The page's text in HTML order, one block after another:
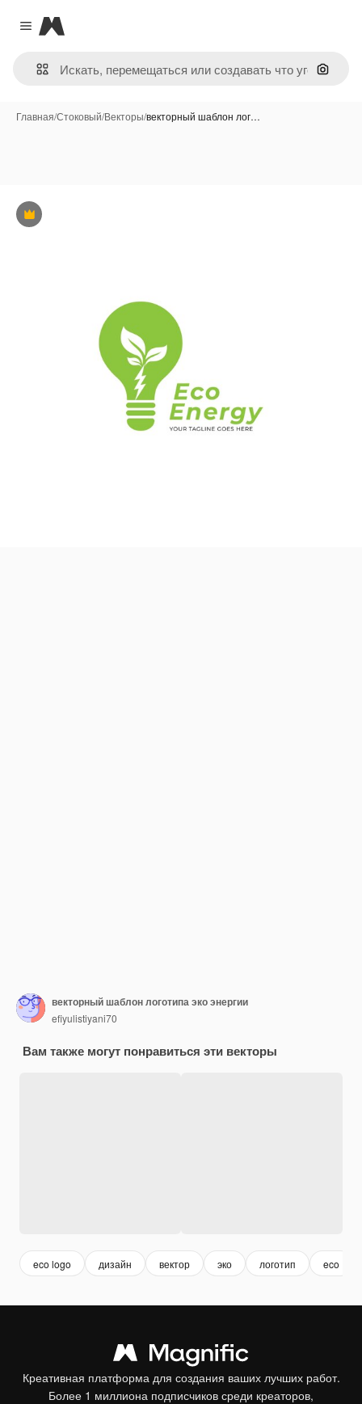
Close menu
Magnific
Поиск
Главная/Стоковый/Векторы/векторный шаблон лог…
Премиум
векторный шаблон логотипа эко энергии
efiyulistiyani70
Вам также могут понравиться эти векторы
eco logo дизайн вектор эко логотип eco
Креативная платформа для создания ваших лучших работ.
Более 1 миллиона подписчиков среди креаторов,